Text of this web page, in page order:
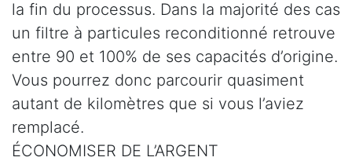
la fin du processus. Dans la majorité des cas
un filtre à particules reconditionné retrouve
entre 90 et 100% de ses capacités d’origine.
Vous pourrez donc parcourir quasiment
autant de kilomètres que si vous l’aviez
remplacé.
ÉCONOMISER DE L’ARGENT